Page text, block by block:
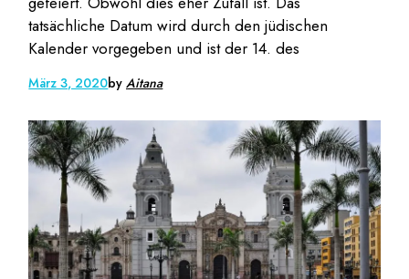
tatsächliche Datum wird durch den jüdischen
Kalender vorgegeben und ist der 14. des
März 3, 2020byAitana